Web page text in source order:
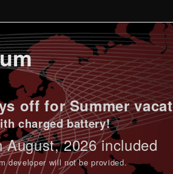
off for Summer
charged battery!
August, 2026 included
developer will not be provided.